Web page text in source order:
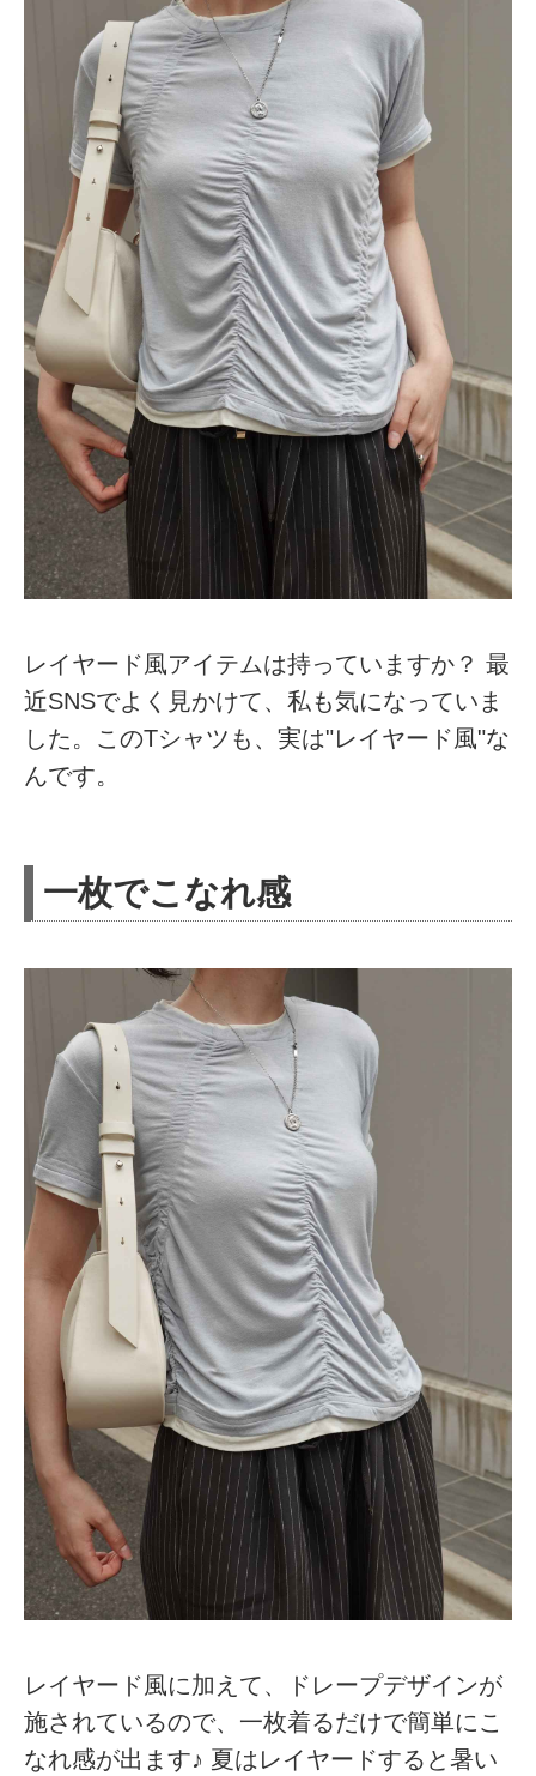
レイヤード風アイテムは持っていますか？ 最
近SNSでよく見かけて、私も気になっていま
した。このTシャツも、実は"レイヤード風"な
んです。
一枚でこなれ感
レイヤード風に加えて、ドレープデザインが
施されているので、一枚着るだけで簡単にこ
なれ感が出ます♪ 夏はレイヤードすると暑い